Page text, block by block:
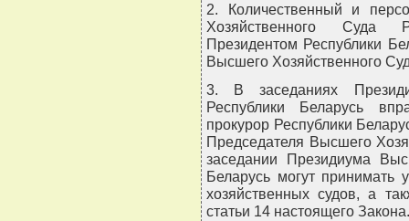
2. Количественный и
Хозяйственного Суда
Президентом Республики
Высшего Хозяйственного
3. В заседаниях
Республики Беларусь
прокурор Республики
Председателя Высшего
заседании Президиума
Беларусь могут принимать
хозяйственных судов, а
статьи 14 настоящего Закона.